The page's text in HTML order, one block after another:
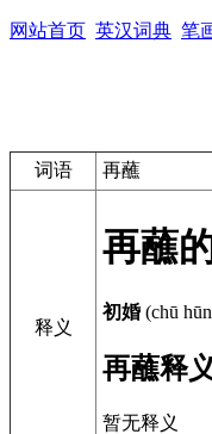
网站首页 英汉词典 笔
词语 再蘸
释义
再蘸
初婚 (chū
再蘸释义
暂无释义